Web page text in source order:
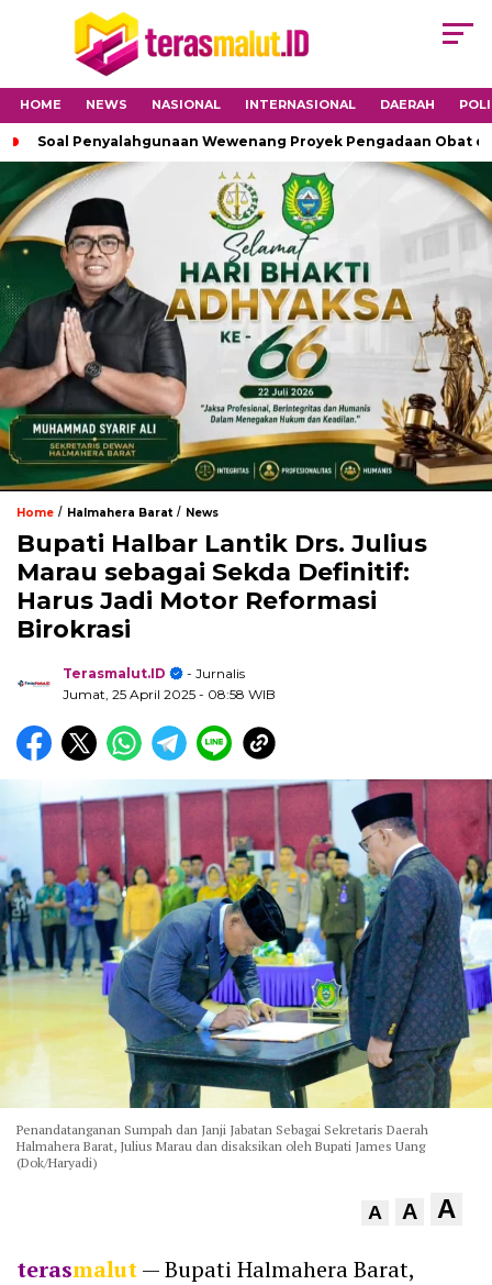
HOME NEWS NASIONAL INTERNASIONAL DAERAH
Soal Penyalahgunaan Wewenang Proyek Pengadaan Obat
Home / Halmahera Barat/ News
Bupati Halbar Lantik Drs. Julius
Marau sebagai Sekda Definitif:
Harus Jadi Motor Reformasi
Birokrasi
Terasmalut.ID
- Jurnalis
Jumat, 25 April 2025 - 08:58 WIB
Penandatanganan Sumpah dan Janji Jabatan Sebagai Sekretaris Daerah
Halmahera Barat, Julius Marau dan disaksikan oleh Bupati James Uang
(Dok/Haryadi)
A A A
terasmalut— Bupati Halmahera Barat,